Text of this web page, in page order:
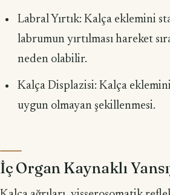
Labral Yırtık: Kalça eklemini
labrumun yırtılması hareket
neden olabilir.
Kalça Displazisi: Kalça
uygun olmayan şekillenmesi.
İç Organ Kaynaklı